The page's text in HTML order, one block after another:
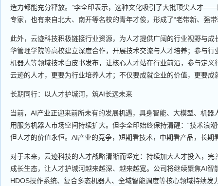
造力都能充分释放。”李全印表示，这种文化吸引了大批顶尖人才
专家，也有来自北大、南开等名校的青年才俊，形成了“老带新、强
此外，云迹科技积极链接行业资源，为人才提供广阔的行业视野与成
华管理学院等高校建立深度合作，开展技术交流与人才培养；参与行
机器人等领域技术白皮书发布，让核心人才站在行业前沿，参与定义
云迹的人才，更要为行业培养人才；不仅要成就企业的价值，更要成
长期同行：以人才护城河，筑AI长远未来
当前，AI产业正迎来前所未有的发展机遇，具身智能、大模型、机器
用服务机器人市场空间持续扩大。但李全印始终保持清醒：“技术浪
但人才的价值永恒。AI产业的竞争，短期看技术，中期看产品，长期
对于未来，云迹科技的人才战略清晰而坚定：持续加大人才投入，完
成长生态，让人才护城河越来越深、越来越宽。公司将继续聚焦AI智
HDOS操作系统、复合多态机器人、全域智能调度等核心领域持续发